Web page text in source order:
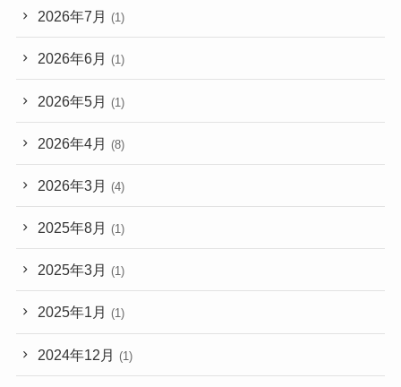
2026年7月 (1)
2026年6月 (1)
2026年5月 (1)
2026年4月 (8)
2026年3月 (4)
2025年8月 (1)
2025年3月 (1)
2025年1月 (1)
2024年12月 (1)